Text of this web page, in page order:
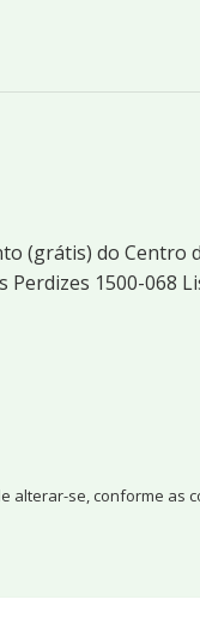
(grátis) do Centro
Perdizes 1500-068
alterar-se, conforme as